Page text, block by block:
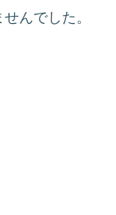
んでした。